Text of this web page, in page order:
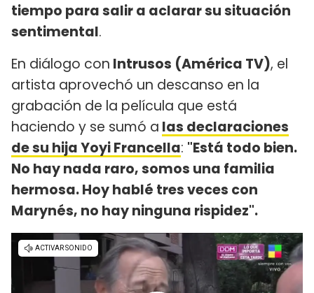
tiempo para salir a aclarar su situación
sentimental.
En diálogo con Intrusos (América TV), el
artista aprovechó un descanso en la
grabación de la película que está
haciendo y se sumó a las declaraciones
de su hija Yoyi Francella: "Está todo bien.
No hay nada raro, somos una familia
hermosa. Hoy hablé tres veces con
Marynés, no hay ninguna rispidez".